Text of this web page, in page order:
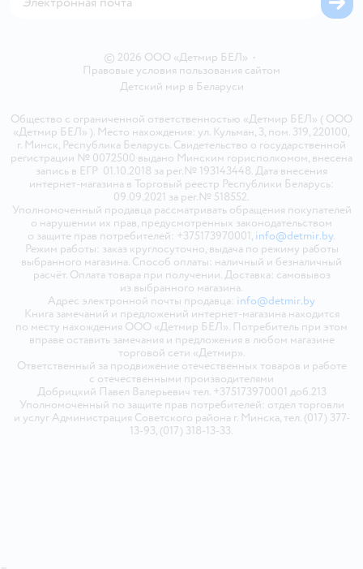
© 2026 ООО «Детмир БЕЛ» •
Правовые условия пользования сайтом
Детский мир в Беларуси
Общество с ограниченной ответственностью «Детмир БЕЛ» ( ООО
«Детмир БЕЛ» ). Место нахождения: ул. Кульман, 3, пом. 319, 220100,
г. Минск, Республика Беларусь. Свидетельство о государственной
регистрации № 0072500 выдано Минским горисполкомом, внесена
запись в ЕГР 01.10.2018 за рег.№ 193143448. Дата внесения
интернет-магазина в Торговый реестр Республики Беларусь:
09.09.2021 за рег.№ 518552.
Уполномоченный продавца рассматривать обращения покупателей
о нарушении их прав, предусмотренных законодательством
о защите прав потребителей: +375173970001, info@detmir.by.
Режим работы: заказ круглосуточно, выдача по режиму работы
выбранного магазина. Способ оплаты: наличный и безналичный
расчёт. Оплата товара при получении. Доставка: самовывоз
из выбранного магазина.
Адрес электронной почты продавца: info@detmir.by
Книга замечаний и предложений интернет-магазина находится
по месту нахождения ООО «Детмир БЕЛ». Потребитель при этом
вправе оставить замечания и предложения в любом магазине
торговой сети «Детмир».
Ответственный за продвижение отечественных товаров и работе
с отечественными производителями
Добрицкий Павел Валерьевич тел. +375173970001 доб.213
Уполномоченный по защите прав потребителей: отдел торговли
и услуг Администрация Советского района г. Минска, тел. (017) 377-
13-93, (017) 318-13-33.